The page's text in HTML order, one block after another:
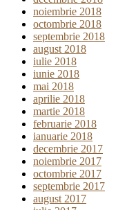
noiembrie 2018
octombrie 2018
septembrie 2018
august 2018
iulie 2018
iunie 2018
mai 2018
aprilie 2018
martie 2018
februarie 2018
ianuarie 2018
decembrie 2017
noiembrie 2017
octombrie 2017
septembrie 2017
august 2017